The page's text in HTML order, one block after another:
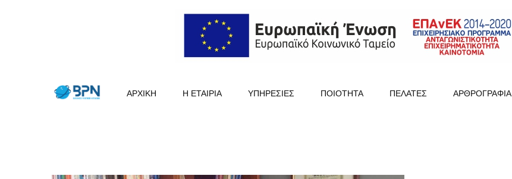
ΑΡΧΙΚΗ Η ΕΤΑΙΡΙΑ ΥΠΗΡΕΣΙΕΣ ΠΟΙΟΤΗΤΑ ΠΕΛΑΤΕΣ ΑΡΘΡΟΓΡΑΦΙΑ